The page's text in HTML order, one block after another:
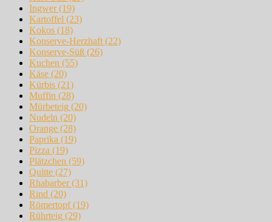
Ingwer(19)
Kartoffel (23)
Kokos (18)
Konserve-Herzhaft(22)
Konserve-Süß (26)
Kuchen (55)
Käse (20)
Kürbis (21)
Muffin (28)
Mürbeteig (20)
Nudeln (20)
Orange (28)
Paprika (19)
Pizza (19)
Plätzchen (59)
Quitte (27)
Rhabarber(31)
Rind (20)
Römertopf(19)
Rührteig (29)